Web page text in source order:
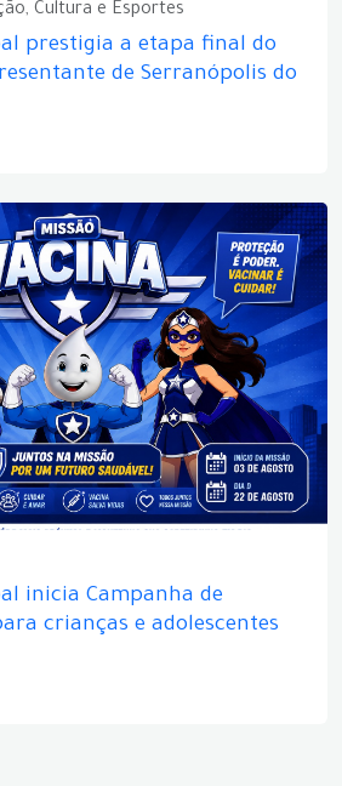
Cultura e Esportes
prestigia a etapa final do
de Serranópolis do
inicia Campanha de
crianças e adolescentes